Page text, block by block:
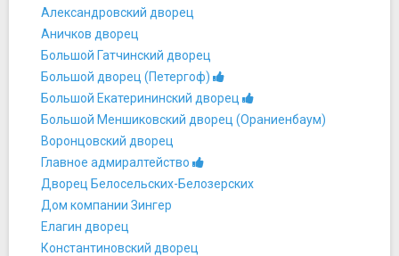
Александровский дворец
Аничков дворец
Большой Гатчинский дворец
Большой дворец (Петергоф)
Большой Екатерининский дворец
Большой Меншиковский дворец (Ораниенбаум)
Воронцовский дворец
Главное адмиралтейство
Дворец Белосельских-Белозерских
Дом компании Зингер
Елагин дворец
Константиновский дворец